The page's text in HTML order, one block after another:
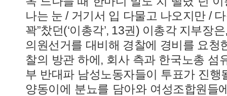
나는 눈 / 거기서 입 다물고 나오지만 /
꽉”찼던(‘이총각’, 13권) 이총각 지부장
의원선거를 대비해 경찰에 경비를 요청
찰의 방관 하에, 회사 측과 한국노총 섬
부 반대파 남성노동자들이 투표가 진행
양동이에 분뇨를 담아와 여성조합원들